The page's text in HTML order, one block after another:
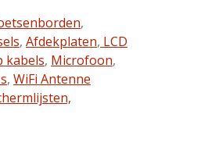
,
, Afdekplaten, LCD
kabels, Microfoon,
, WiFi Antenne